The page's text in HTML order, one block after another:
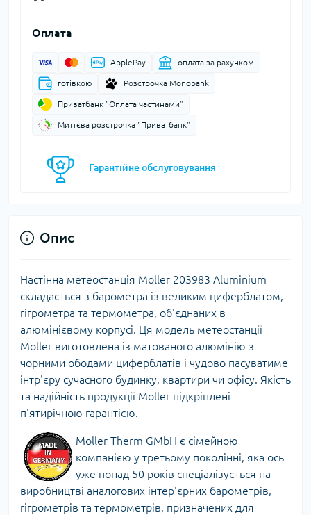
Оплата
ApplePay оплата за рахунком
готівкою Розстрочка Monobank
Приватбанк "Оплата частинами"
Миттєва розстрочка "Приватбанк"
Гарантійне обслуговування
Опис
Настінна метеостанція Moller 203983 Aluminium
складається з барометра із великим циферблатом,
гігрометра та термометра, об'єднаних в
алюмінієвому корпусі. Ця модель метеостанції
Moller виготовлена із матованого алюмінію з
чорними ободами циферблатів і чудово пасуватиме
інтр'єру сучасного будинку, квартири чи офісу. Якість
та надійність продукції Moller підкріплені
п'ятирічною гарантією.
Moller Therm GMbH є сімейною
компанією у третьому поколінні, яка ось
уже понад 50 років спеціалізується на
виробництві аналогових інтер'єрних барометрів,
гігрометрів та термометрів, призначених для